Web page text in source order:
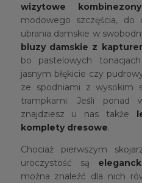
wizytowe kombinezony
modowego szczęścia, do
ubrania damskie w
bluzy damskie z
bo pastelowych
jasnym błękicie czy
ze spodniami z wysokim
trampkami. Jeśli ponad
znajdziesz u nas także
komplety dresowe.
Chociaż pierwszym
uroczystość są
można znaleźć dla nich